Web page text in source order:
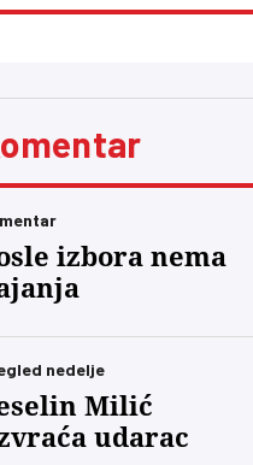
izbora nema
nedelje
Milić
udarac